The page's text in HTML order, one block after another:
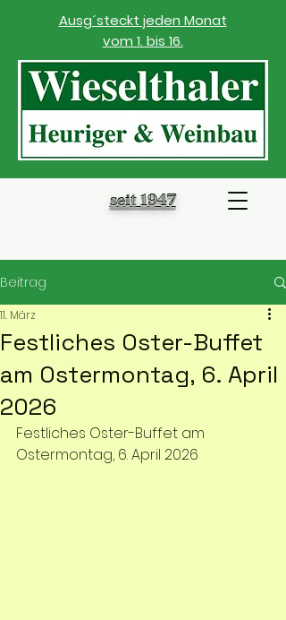
Ausg´steckt jeden Monat
vom 1. bis 16.
seit 1947
Beitrag
Festliches Oster-Buffet
am Ostermontag, 6. April
2026
11. März
Festliches Oster-Buffet am
Ostermontag, 6. April 2026